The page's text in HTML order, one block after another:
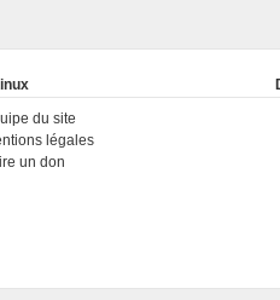
du site
légales
un don